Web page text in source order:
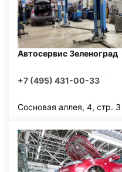
Автосервис Зеленоград
+7 (495) 431-00-33
Сосновая аллея, 4, стр. 3